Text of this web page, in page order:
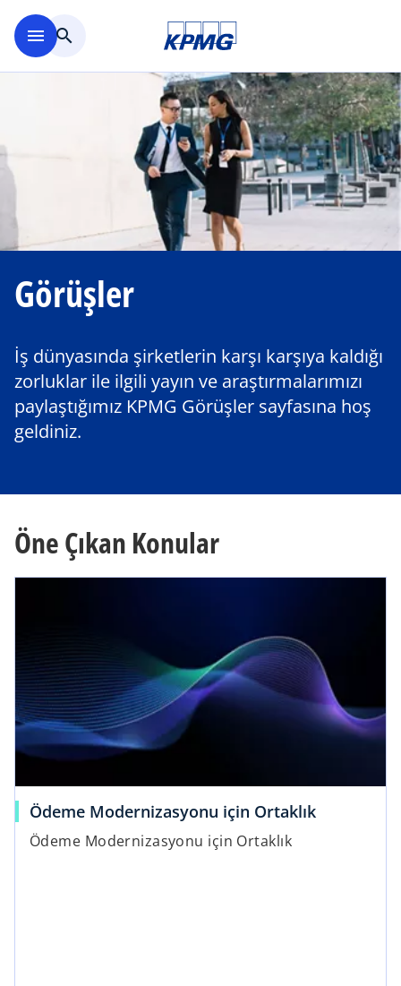
menu search
Görüşler
İş dünyasında şirketlerin karşı karşıya kaldığı
zorluklar ile ilgili yayın ve araştırmalarımızı
paylaştığımız KPMG Görüşler sayfasına hoş
geldiniz.
Öne Çıkan Konular
Ödeme Modernizasyonu için Ortaklık
Ödeme Modernizasyonu için Ortaklık